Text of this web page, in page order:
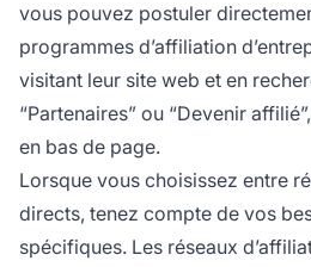
vous pouvez postuler
programmes d’affiliation
visitant leur site web et en
“Partenaires” ou “Devenir
en bas de page.
Lorsque vous choisissez entre
directs, tenez compte de vos
spécifiques. Les réseaux